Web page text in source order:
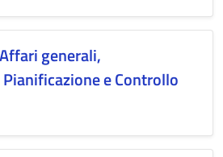
generali,
e Controllo